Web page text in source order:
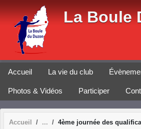
La Boule
Accueil La vie du club
Photos & Vidéos Participer
Accueil 4ème journée des
Panneau de gestion des cookies